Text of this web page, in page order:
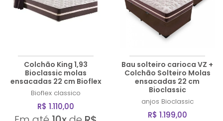
Colchão King 1,93
Bioclassic molas
ensacadas 22 cm Bioflex
Bioflex classico
R$ 1.110,00
Bau solteiro carioca VZ +
Colchão Solteiro Molas
ensacadas 22 cm
Bioclassic
anjos Bioclassic
R$ 1.199,00